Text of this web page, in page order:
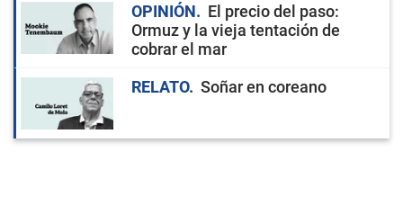
OPINIÓN
El precio del paso:
Ormuz y la vieja tentación de
cobrar el mar
RELATO
Soñar en coreano